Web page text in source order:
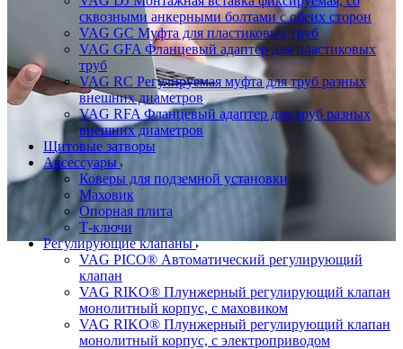
сквозными анкерными болтами с обеих сторон
VAG GC Муфта для пластиковых труб
VAG GFA Фланцевый адаптер для пластиковых
труб
VAG RC Регулируемая муфта для труб разных
внешних диаметров
VAG RFA Фланцевый адаптер для труб разных
внешних диаметров
Щитовые затворы
Аксессуары
Коверы для подземной установки
Маховик
Опорная плита
Т-ключи
Регулирующие клапаны
VAG PICO® Автоматический регулирующий
клапан
VAG RIKO® Плунжерный регулирующий клапан
монолитный корпус, с маховиком
VAG RIKO® Плунжерный регулирующий клапан
монолитный корпус, с электроприводом